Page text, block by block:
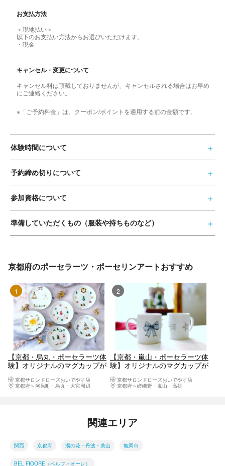
お支払方法
＜現地払い＞
以下のお支払い方法からお選びいただけます。
・現金
キャンセル・変更について
キャンセル料は頂戴しておりませんが、キャンセルされる場合はお早め
にご連絡ください。
※「ご予約料金」は、クーポン/ポイントを適用する前の金額です。
体験時間について
予約締め切りについて
参加資格について
準備していただくもの（服装や持ちものなど）
京都府のポーセラーツ・ポーセリンアートおすすめ
1位
【京都・烏丸・ポーセラーツ体
験】オリジナルのマグカップが
京都サロンドローズおいでやす店
京都府
河原町・烏丸・大宮周辺
【京都・嵐山・ポーセラーツ体
験】オリジナルのマグカップが
京都サロンドローズおいでやす店
京都府
嵯峨野・嵐山・高雄
関連エリア
関西 京都府 湯の花・丹波・美山 亀岡市
BEL FIOORE（ベルフィオーレ）